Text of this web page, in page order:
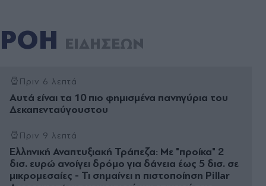
ΡΟΗ ΕΙΔΗΣΕΩΝ
Πριν 6 λεπτά
Αυτά είναι τα 10 πιο φημισμένα πανηγύρια του
Δεκαπενταύγουστου
Πριν 9 λεπτά
Ελληνική Αναπτυξιακή Τράπεζα: Με "προίκα" 2
δισ. ευρώ ανοίγει δρόμο για δάνεια έως 5 δισ. σε
μικρομεσαίες - Τι σημαίνει η πιστοποίηση Pillar